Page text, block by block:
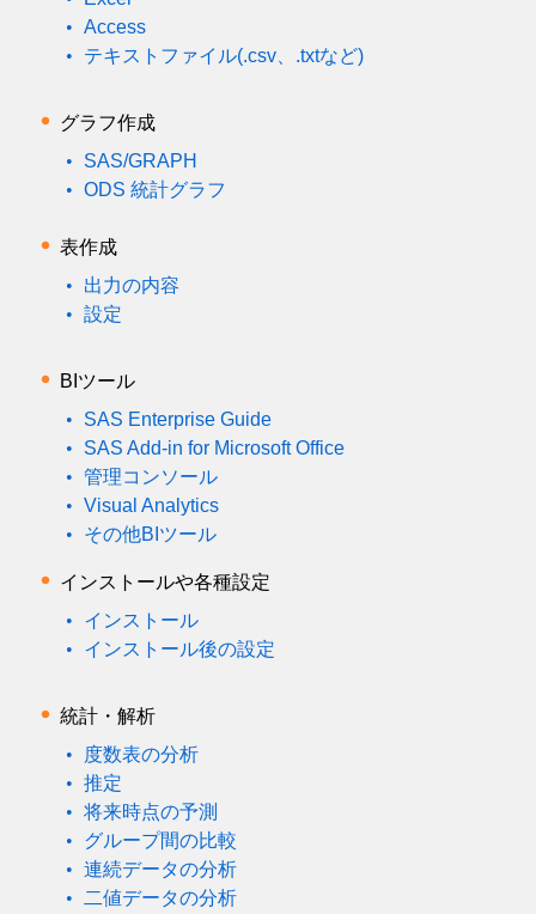
Access
テキストファイル(.csv、.txtなど)
グラフ作成
SAS/GRAPH
ODS 統計グラフ
表作成
出力の内容
設定
BIツール
SAS Enterprise Guide
SAS Add-in for Microsoft Office
管理コンソール
Visual Analytics
その他BIツール
インストールや各種設定
インストール
インストール後の設定
統計・解析
度数表の分析
推定
将来時点の予測
グループ間の比較
連続データの分析
二値データの分析